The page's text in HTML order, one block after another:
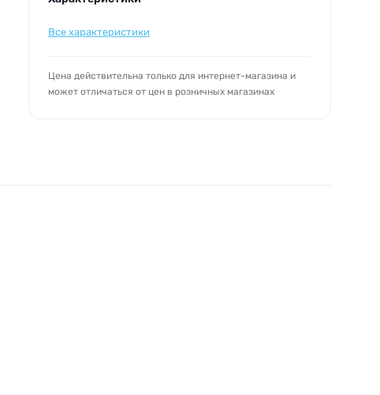
Все характеристики
Цена действительна только для интернет-магазина и
может отличаться от цен в розничных магазинах